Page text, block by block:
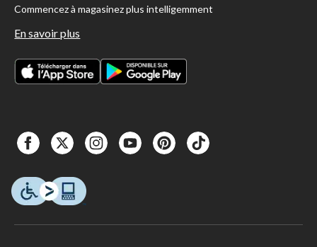
Commencez à magasinez plus intelligemment
En savoir plus